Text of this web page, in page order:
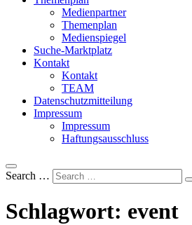
Medienpartner
Themenplan
Medienspiegel
Suche-Marktplatz
Kontakt
Kontakt
TEAM
Datenschutzmitteilung
Impressum
Impressum
Haftungsausschluss
Search …
Schlagwort: event